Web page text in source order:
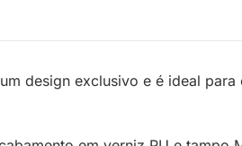
design exclusivo e é ideal